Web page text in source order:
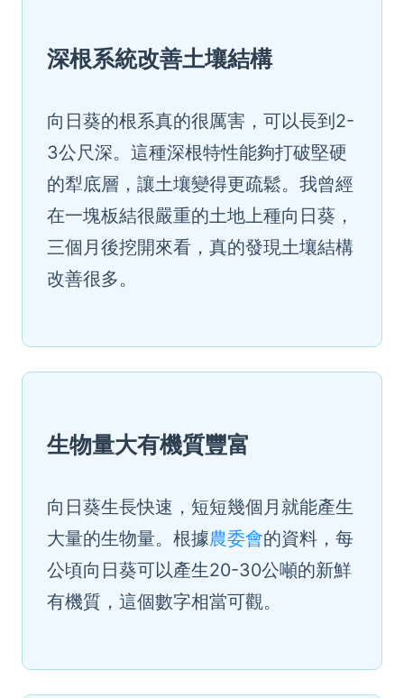
深根系統改善土壤結構
向日葵的根系真的很厲害，可以長到2-
3公尺深。這種深根特性能夠打破堅硬
的犁底層，讓土壤變得更疏鬆。我曾經
在一塊板結很嚴重的土地上種向日葵，
三個月後挖開來看，真的發現土壤結構
改善很多。
生物量大有機質豐富
向日葵生長快速，短短幾個月就能產生
大量的生物量。根據農委會的資料，每
公頃向日葵可以產生20-30公噸的新鮮
有機質，這個數字相當可觀。